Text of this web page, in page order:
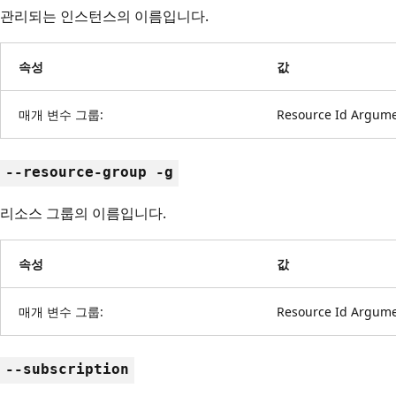
관리되는 인스턴스의 이름입니다.
속성 값
매개 변수 그룹: Resource Id
--resource-group -g
리소스 그룹의 이름입니다.
속성 값
매개 변수 그룹: Resource Id
--subscription